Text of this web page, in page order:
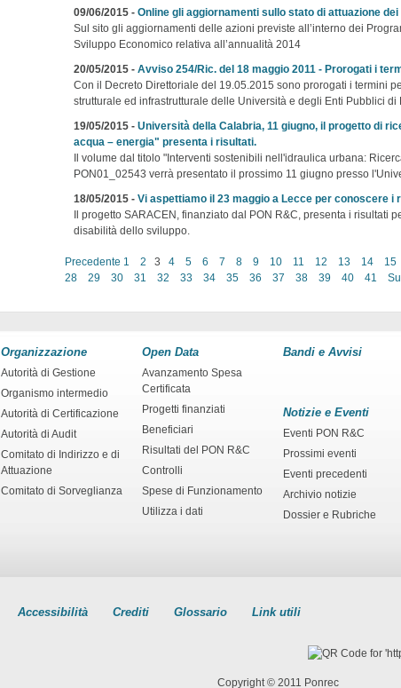
09/06/2015 - Online gli aggiornamenti sullo stato di attuazione
Sul sito gli aggiornamenti delle azioni previste all’interno dei
Sviluppo Economico relativa all’annualità 2014
20/05/2015 - Avviso 254/Ric. del 18 maggio 2011 - Prorogati i
Con il Decreto Direttoriale del 19.05.2015 sono prorogati i termini
strutturale ed infrastrutturale delle Università e degli Enti Pubblici di
19/05/2015 - Università della Calabria, 11 giugno, il progetto di
acqua – energia" presenta i risultati.
Il volume dal titolo "Interventi sostenibili nell'idraulica urbana:
PON01_02543 verrà presentato il prossimo 11 giugno presso
18/05/2015 - Vi aspettiamo il 23 maggio a Lecce per conoscere i
Il progetto SARACEN, finanziato dal PON R&C, presenta i risultati
disabilità dello sviluppo.
Precedente 1 2 3 4 5 6 7 8 9 10 11 12 13 14 15
28
29 30 31 32 33 34 35 36 37 38 39 40 41
Organizzazione
Autorità di Gestione
Organismo intermedio
Autorità di Certificazione
Autorità di Audit
Comitato di Indirizzo e di
Attuazione
Comitato di Sorveglianza
Open Data
Avanzamento Spesa
Certificata
Progetti finanziati
Beneficiari
Risultati del PON R&C
Controlli
Spese di Funzionamento
Utilizza i dati
Bandi e Avvisi
Notizie e Eventi
Eventi PON R&C
Prossimi eventi
Eventi precedenti
Archivio notizie
Dossier e Rubriche
Accessibilità Crediti Glossario Link utili
Copyright © 2011 Ponrec